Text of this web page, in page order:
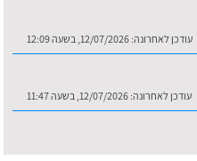
עודכן לאחרונה:
עודכן לאחרונה: